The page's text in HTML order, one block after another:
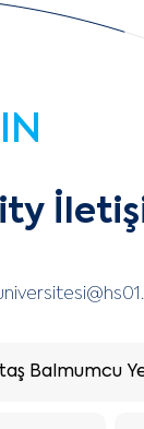
Balmumcu